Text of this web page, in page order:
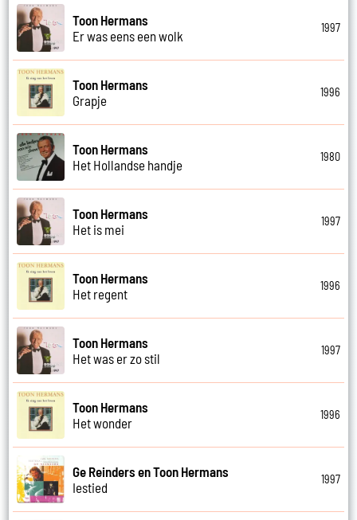
Toon Hermans
Er was eens een wolk
1997
Toon Hermans
Grapje
1996
Toon Hermans
Het Hollandse handje
1980
Toon Hermans
Het is mei
1997
Toon Hermans
Het regent
1996
Toon Hermans
Het was er zo stil
1997
Toon Hermans
Het wonder
1996
Ge Reinders en Toon Hermans
Iestied
1997